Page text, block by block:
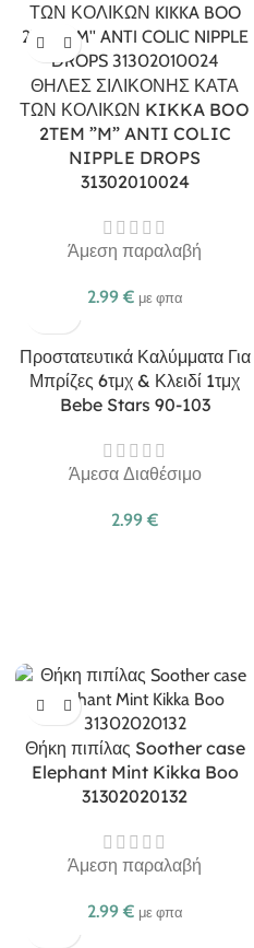
ΘΗΛΕΣ ΣΙΛΙΚΟΝΗΣ ΚΑΤΑ
ΤΩΝ ΚΟΛΙΚΩΝ KIKKA BOO
2TEM ”M” ANTI COLIC
NIPPLE DROPS
31302010024
Άμεση παραλαβή
2.99 € με φπα
Προστατευτικά Καλύμματα Για
Μπρίζες 6τμχ & Κλειδί 1τμχ
Bebe Stars 90-103
Άμεσα Διαθέσιμο
2.99 €
Θήκη πιπίλας Soother case
Elephant Mint Kikka Boo
31302020132
Άμεση παραλαβή
2.99 € με φπα